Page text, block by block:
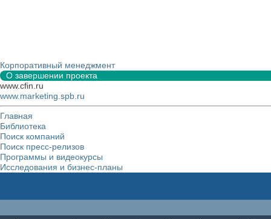
Корпоративный менеджмент
О завершении проекта
www.cfin.ru
www.marketing.spb.ru
Главная
Библиотека
Поиск компаний
Поиск пресс-релизов
Программы и видеокурсы
Исследования и бизнес-планы